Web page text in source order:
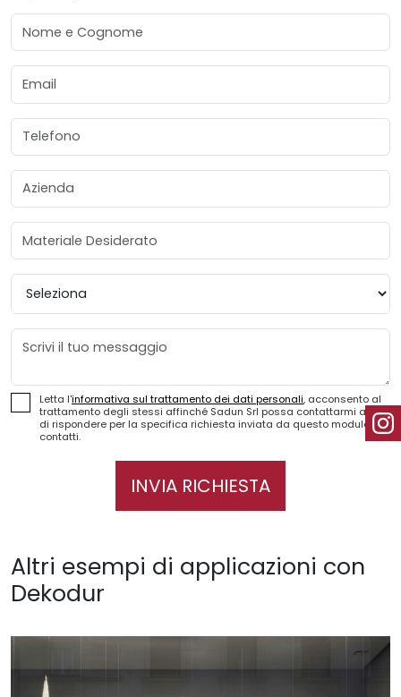
Nome e Cognome
Email
Telefono
Azienda
Materiale Desiderato
Provincia
Messaggio
Letta l'informativa sul trattamento dei dati personali, acconsento al
trattamento degli stessi affinché Sadun Srl possa contattarmi al fine
di rispondere per la specifica richiesta inviata da questo modulo
contatti.
INVIA RICHIESTA
Altri esempi di applicazioni con
Dekodur